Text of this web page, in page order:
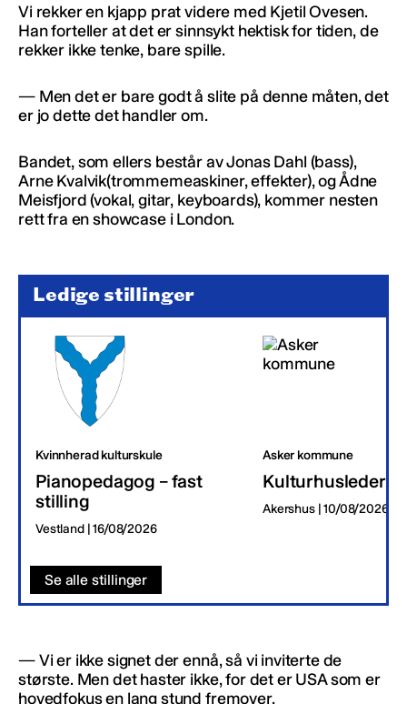
Vi rekker en kjapp prat videre med Kjetil Ovesen.
Han forteller at det er sinnsykt hektisk for tiden, de
rekker ikke tenke, bare spille.
— Men det er bare godt å slite på denne måten, det
er jo dette det handler om.
Bandet, som ellers består av Jonas Dahl (bass),
Arne Kvalvik(trommemeaskiner, effekter), og Ådne
Meisfjord (vokal, gitar, keyboards), kommer nesten
rett fra en showcase i London.
Ledige stillinger
Kvinnherad kulturskule
Pianopedagog – fast
stilling
Vestland | 16/08/2026
Asker kommune
Kulturhusleder
Akershus | 10/08/2026
Se alle stillinger
— Vi er ikke signet der ennå, så vi inviterte de
største. Men det haster ikke, for det er USA som er
hovedfokus en lang stund fremover.